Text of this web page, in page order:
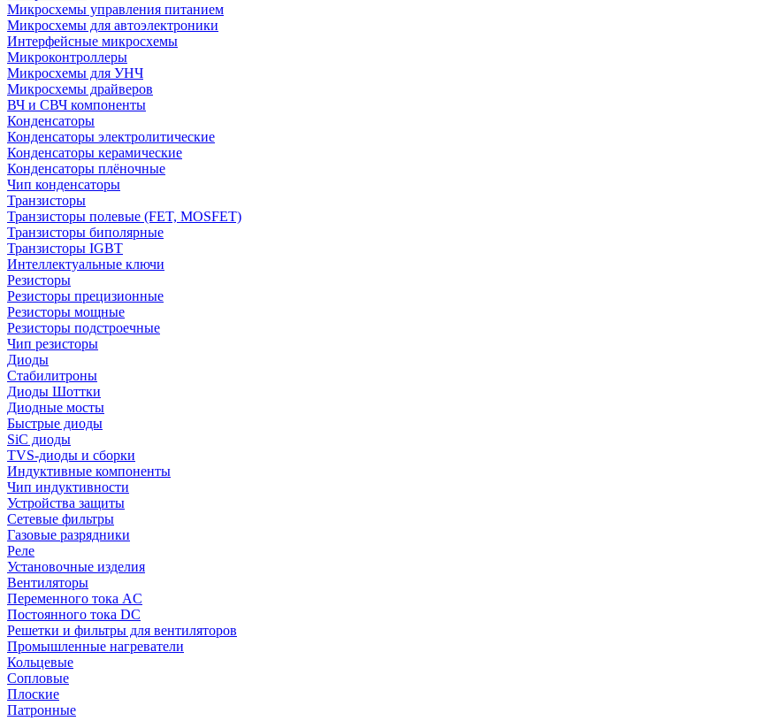
Микросхемы управления питанием
Микросхемы для автоэлектроники
Интерфейсные микросхемы
Микроконтроллеры
Микросхемы для УНЧ
Микросхемы драйверов
ВЧ и СВЧ компоненты
Конденсаторы
Конденсаторы электролитические
Конденсаторы керамические
Конденсаторы плёночные
Чип конденсаторы
Транзисторы
Транзисторы полевые (FET, MOSFET)
Транзисторы биполярные
Транзисторы IGBT
Интеллектуальные ключи
Резисторы
Резисторы прецизионные
Резисторы мощные
Резисторы подстроечные
Чип резисторы
Диоды
Стабилитроны
Диоды Шоттки
Диодные мосты
Быстрые диоды
SiC диоды
TVS-диоды и сборки
Индуктивные компоненты
Чип индуктивности
Устройства защиты
Сетевые фильтры
Газовые разрядники
Реле
Установочные изделия
Вентиляторы
Переменного тока AC
Постоянного тока DC
Решетки и фильтры для вентиляторов
Промышленные нагреватели
Кольцевые
Сопловые
Плоские
Патронные